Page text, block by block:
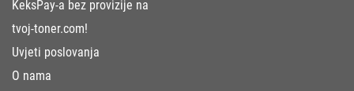
KeksPay-a bez provizije na
tvoj-toner.com!
Uvjeti poslovanja
O nama